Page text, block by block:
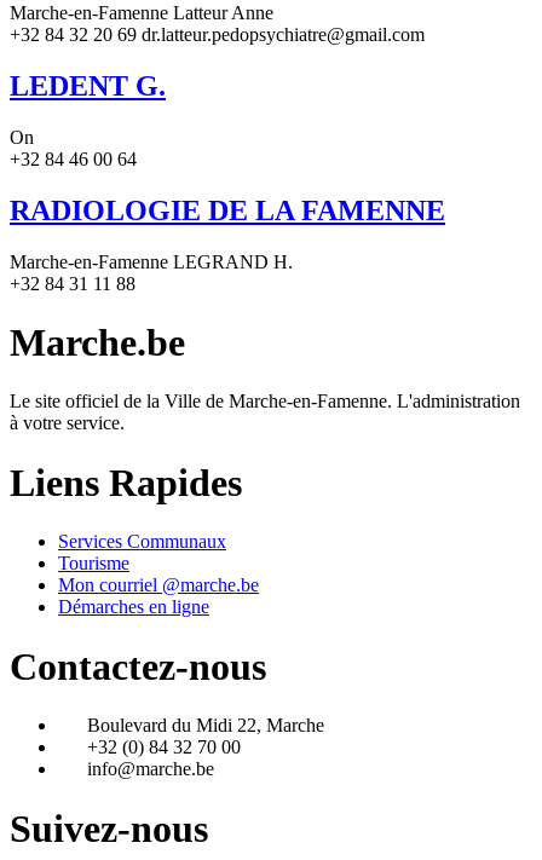
Marche-en-Famenne Latteur Anne
+32 84 32 20 69 dr.latteur.pedopsychiatre@gmail.com
LEDENT G.
On
+32 84 46 00 64
RADIOLOGIE DE LA FAMENNE
Marche-en-Famenne LEGRAND H.
+32 84 31 11 88
Marche.be
Le site officiel de la Ville de Marche-en-Famenne. L'administration
à votre service.
Liens Rapides
Services Communaux
Tourisme
Mon courriel @marche.be
Démarches en ligne
Contactez-nous
Boulevard du Midi 22, Marche
+32 (0) 84 32 70 00
info@marche.be
Suivez-nous